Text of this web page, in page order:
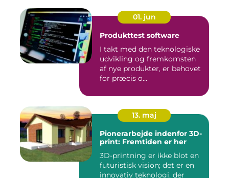
01. jun
Produkttest software
I takt med den teknologiske
udvikling og fremkomsten
af nye produkter, er behovet
for præcis o...
13. maj
Pionerarbejde indenfor 3D-
print: Fremtiden er her
3D-printning er ikke blot en
futuristisk vision; det er en
innovativ teknologi, der